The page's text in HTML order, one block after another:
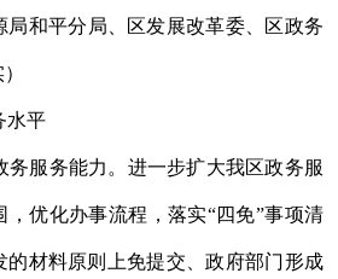
局和平分局、区发展改革委、区政务
水平
务服务能力。进一步扩大我区政务服
，优化办事流程，落实“四免”事项清
的材料原则上免提交、政府部门形成